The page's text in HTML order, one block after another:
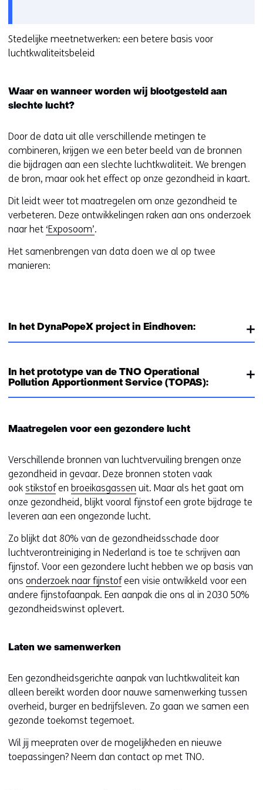
w
s
a
e
n
a
e
b
s
t
e
)
o
r
u
r
i
j
z
i
e
n
cookies
op
worden
toegestaan
geweigerd.
Stedelijke meetnetwerken: een betere basis voor
luchtkwaliteitsbeleid
Waar en wanneer worden wij blootgesteld aan
slechte lucht?
Door de data uit alle verschillende metingen te
combineren, krijgen we een beter beeld van de bronnen
die bijdragen aan een slechte luchtkwaliteit. We brengen
de bron, maar ook het effect op onze gezondheid in kaart.
Dit leidt weer tot maatregelen om onze gezondheid te
verbeteren. Deze ontwikkelingen raken aan ons onderzoek
naar het ‘Exposoom’.
Het samenbrengen van data doen we al op twee
manieren:
In het DynaPopeX project in Eindhoven:
In het prototype van de TNO Operational
Pollution Apportionment Service (TOPAS):
Maatregelen voor een gezondere lucht
Verschillende bronnen van luchtvervuiling brengen onze
gezondheid in gevaar. Deze bronnen stoten vaak
ook stikstofen broeikasgassen uit. Maar als het gaat om
onze gezondheid, blijkt vooral fijnstof een grote bijdrage te
leveren aan een ongezonde lucht.
Zo blijkt dat 80% van de gezondheidsschade door
luchtverontreiniging in Nederland is toe te schrijven aan
fijnstof. Voor een gezondere lucht hebben we op basis van
ons onderzoek naar fijnstofeen visie ontwikkeld voor een
andere fijnstofaanpak. Een aanpak die ons al in 2030 50%
gezondheidswinst oplevert.
Laten we samenwerken
Een gezondheidsgerichte aanpak van luchtkwaliteit kan
alleen bereikt worden door nauwe samenwerking tussen
overheid, burger en bedrijfsleven. Zo gaan we samen een
gezonde toekomst tegemoet.
Wil jij meepraten over de mogelijkheden en nieuwe
toepassingen? Neem dan contact op met TNO.